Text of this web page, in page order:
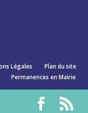
Légales Plan du site
Permanences en Mairie